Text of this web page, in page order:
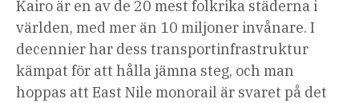
Kairo är en av de 20 mest folkrika städerna i
världen, med mer än 10 miljoner invånare. I
decennier har dess transportinfrastruktur
kämpat för att hålla jämna steg, och man
hoppas att East Nile monorail är svaret på det